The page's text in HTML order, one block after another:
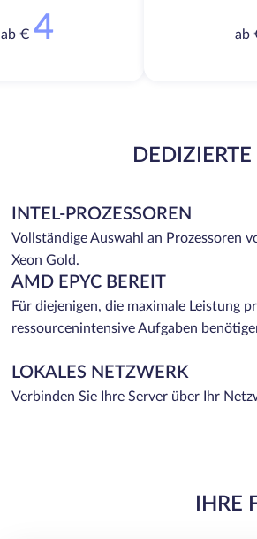
ab € 4 ab
INTEL-PROZESSOREN
Vollständige Auswahl an Prozessoren
Xeon Gold.
AMD EPYC BEREIT
Für diejenigen, die maximale Leistung
ressourcenintensive Aufgaben
LOKALES NETZWERK
Verbinden Sie Ihre Server über Ihr
IHRE